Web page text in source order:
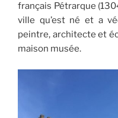
français Pétrarque
ville qu’est né et a
peintre, architecte et
maison musée.